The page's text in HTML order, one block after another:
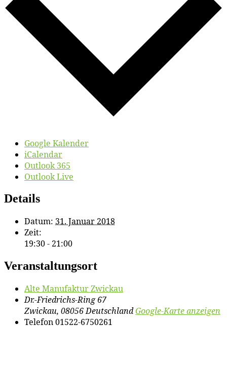
Google Kalender
iCalendar
Outlook 365
Outlook Live
Details
Datum: 31. Januar 2018
Zeit:
19:30 - 21:00
Veranstaltungsort
Al­te Ma­nu­fak­tur Zwickau
Dr.-Friedrichs-Ring 67
Zwickau, 08056DeutschlandGoogle-Karte anzeigen
Telefon01522-6750261